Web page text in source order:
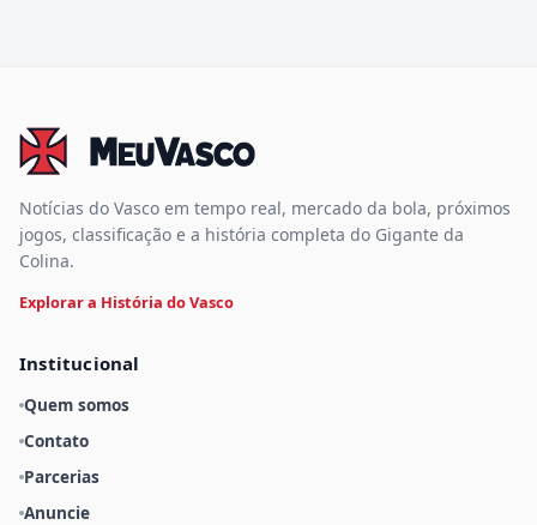
Notícias do Vasco em tempo real, mercado da bola, próximos
jogos, classificação e a história completa do Gigante da
Colina.
Explorar a História do Vasco
Institucional
Quem somos
Contato
Parcerias
Anuncie